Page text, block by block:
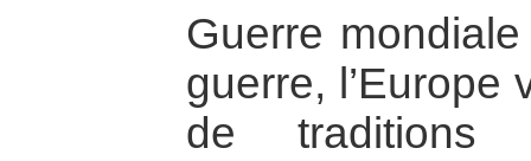
Guerre
guerre, l’Europe
de traditions